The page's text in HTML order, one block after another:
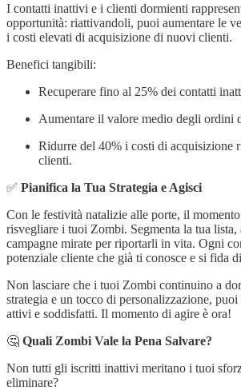
I contatti inattivi e i clienti dormienti
opportunità: riattivandoli, puoi aumentare le
i costi elevati di acquisizione di nuovi clienti.
Benefici tangibili:
Recuperare fino al 25% dei contatti
Aumentare il valore medio degli ordini
Ridurre del 40% i costi di acquisizione
clienti.
✅ Pianifica la Tua Strategia e Agisci
Con le festività natalizie alle porte, il
risvegliare i tuoi Zombi. Segmenta la tua lista,
campagne mirate per riportarli in vita. Ogni
potenziale cliente che già ti conosce e si fida
Non lasciare che i tuoi Zombi continuino a
strategia e un tocco di personalizzazione,
attivi e soddisfatti. Il momento di agire è ora!
🤔 Quali Zombi Vale la Pena Salvare?
Non tutti gli iscritti inattivi meritano i tuoi
eliminare?